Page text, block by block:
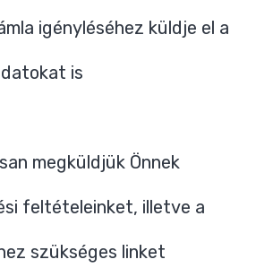
igényléséhez küldje el a
is
megküldjük Önnek
feltételeinket, illetve a
szükséges linket